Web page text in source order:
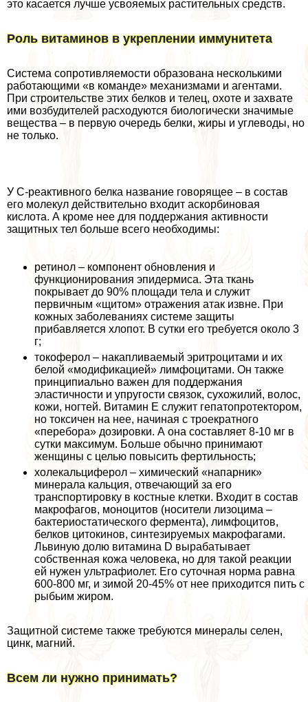
это касается лучше усвояемых растительных средств.
Роль витаминов в укреплении иммунитета
Система сопротивляемости образована несколькими
работающими «в комaнде» механизмами и агентами.
При строительстве этих белков и телец, охоте и захвате
ими возбудителей расходуются биологически значимые
вещества – в первую очередь белки, жиры и углеводы, но
не только.
У С-реактивного белка название говорящее – в состав
его молекул действительно входит аскорбиновая
кислота. А кроме нее для поддержания активности
защитных тел больше всего необходимы:
ретинол – компонент обновления и
функционирования эпидермиса. Эта ткань
покрывает до 90% площади тела и служит
первичным «щитом» отражения атак извне. При
кожных заболеваниях системе защиты
прибавляется хлопот. В сутки его требуется около 3
г;
токоферол – накапливаемый эритроцитами и их
белой «модификацией» лимфоцитами. Он также
принципиально важен для поддержания
эластичности и упругости связок, сухожилий, волос,
кожи, ногтей. Витамин Е служит гепатопротектором,
но токсичен на нее, начиная с троекратного
«перебора» дозировки. А она составляет 8-10 мг в
сутки максимум. Больше обычно принимают
женщины с целью повысить фертильность;
холекальциферол – химический «напарник»
минерала кальция, отвечающий за его
трaнcпортировку в костные клетки. Входит в состав
макрофагов, моноцитов (носители лизоцима –
бактериостатического фермента), лимфоцитов,
белков цитокинов, синтезируемых макрофагами.
Львиную долю витамина D выpaбатывает
собственная кожа человека, но для такой реакции
ей нужен ультрафиолет. Его суточная норма равна
600-800 мг, и зимой 20-45% от нее приходится пить с
рыбьим жиром.
Защитной системе также требуются минералы селен,
цинк, магний.
Всем ли нужно принимать?